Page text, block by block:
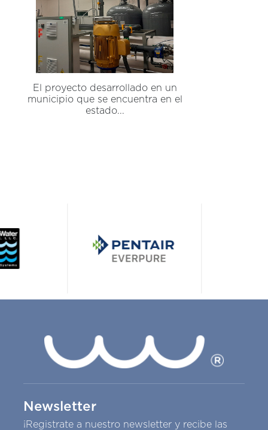
El proyecto desarrollado en un
municipio que se encuentra en el
estado...
Newsletter
¡Registrate a nuestro newsletter y recibe las